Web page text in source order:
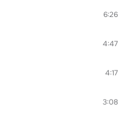
6:26
4:47
4:17
3:08